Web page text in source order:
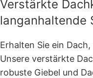
Verstärkte
langanhaltende
Erhalten Sie ein
Unsere verstärkte
robuste Giebel und